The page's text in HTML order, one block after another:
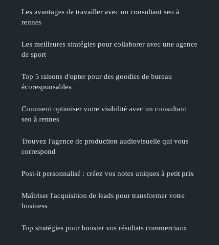
Les avantages de travailler avec un consultant seo à
rennes
Les meilleures stratégies pour collaborer avec une agence
de sport
Top 5 raisons d'opter pour des goodies de bureau
écoresponsables
Comment optimiser votre visibilité avec un consultant
seo à rennes
Trouvez l'agence de production audiovisuelle qui vous
correspond
Post-it personnalisé : créez vos notes uniques à petit prix
Maîtriser l'acquisition de leads pour transformer votre
business
Top stratégies pour booster vos résultats commerciaux